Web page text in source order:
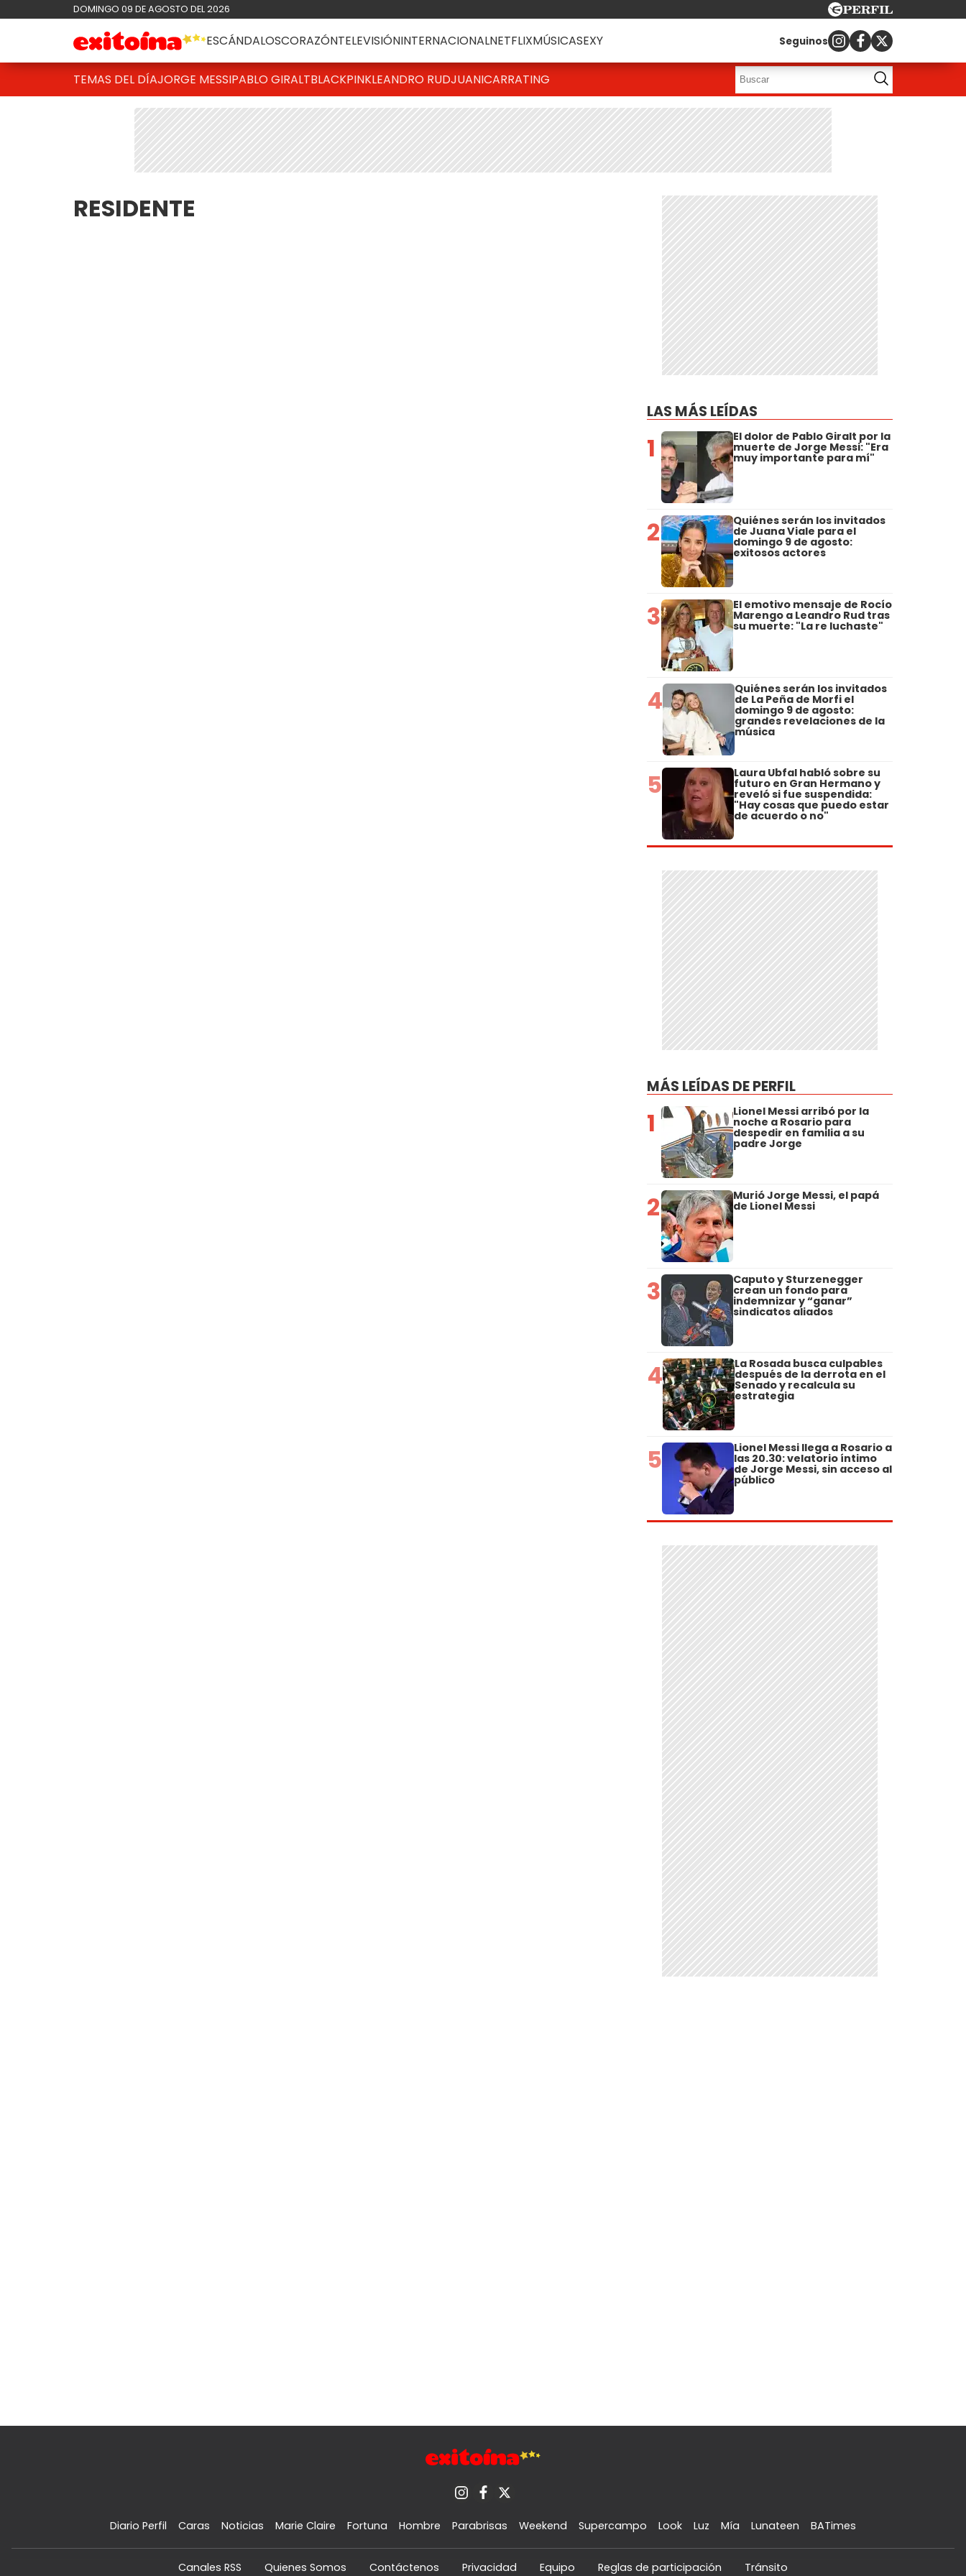
DOMINGO 09 DE AGOSTO DEL 2026
ESCÁNDALOSCORAZÓNTELEVISIÓNINTERNACIONALNETFLIXMÚSICASEXY Seguinos
TEMAS DEL DÍAJORGE MESSIPABLO GIRALTBLACKPINKLEANDRO RUDJUANICARRATING
RESIDENTE
LAS MÁS LEÍDAS
1 El dolor de Pablo Giralt por la
muerte de Jorge Messi: "Era
muy importante para mí"
2 Quiénes serán los invitados
de Juana Viale para el
domingo 9 de agosto:
exitosos actores
3 El emotivo mensaje de Rocío
Marengo a Leandro Rud tras
su muerte: "La re luchaste"
4 Quiénes serán los invitados
de La Peña de Morfi el
domingo 9 de agosto:
grandes revelaciones de la
música
5 Laura Ubfal habló sobre su
futuro en Gran Hermano y
reveló si fue suspendida:
"Hay cosas que puedo estar
de acuerdo o no"
MÁS LEÍDAS DE PERFIL
1 Lionel Messi arribó por la
noche a Rosario para
despedir en familia a su
padre Jorge
2 Murió Jorge Messi, el papá
de Lionel Messi
3 Caputo y Sturzenegger
crean un fondo para
indemnizar y “ganar”
sindicatos aliados
4 La Rosada busca culpables
después de la derrota en el
Senado y recalcula su
estrategia
5 Lionel Messi llega a Rosario a
las 20.30: velatorio íntimo
de Jorge Messi, sin acceso al
público
Diario Perfil Caras Noticias Marie Claire Fortuna Hombre Parabrisas Weekend Supercampo Look Luz Mía Lunateen BATimes
Canales RSS Quienes Somos Contáctenos Privacidad Equipo Reglas de participación Tránsito